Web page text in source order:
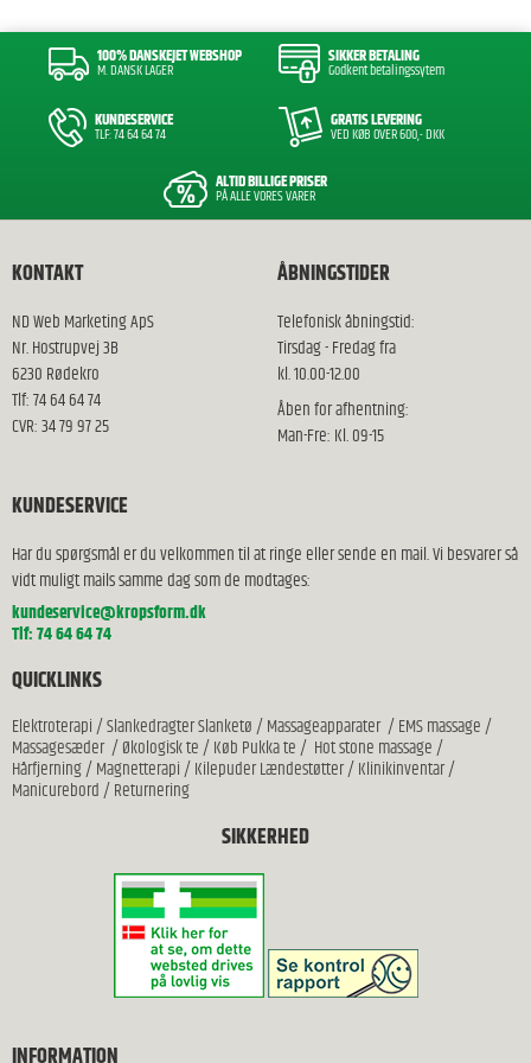
100% DANSKEJET WEBSHOP
M. DANSK LAGER
SIKKER BETALING
Godkent betalingssytem
KUNDESERVICE
TLF: 74 64 64 74
GRATIS LEVERING
VED KØB OVER 600,- DKK
ALTID BILLIGE PRISER
PÅ ALLE VORES VARER
KONTAKT
ND Web Marketing ApS
Nr. Hostrupvej 3B
6230 Rødekro
Tlf: 74 64 64 74
CVR: 34 79 97 25
ÅBNINGSTIDER
Telefonisk åbningstid:
Tirsdag - Fredag fra
kl. 10.00-12.00
Åben for afhentning:
Man-Fre: Kl. 09-15
KUNDESERVICE
Har du spørgsmål er du velkommen til at ringe eller sende en mail. Vi besvarer så
vidt muligt mails samme dag som de modtages:
kundeservice@kropsform.dk
Tlf: 74 64 64 74
QUICKLINKS
Elektroterapi/Slankedragter Slanketø/Massageapparater/EMS massage/
Massagesæder/Økologisk te/Køb Pukka te/ Hot stone massage/
Hårfjerning/Magnetterapi/Kilepuder Lændestøtter/Klinikinventar/
Manicurebord/Returnering
SIKKERHED